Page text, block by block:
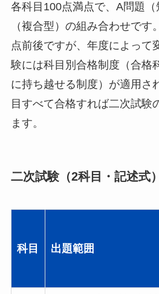
各科目100点満点で、A問題
（複合型）の組み合わせで
点前後ですが、年度によって
験には科目別合格制度（合格
に持ち越せる制度）が適用さ
目すべて合格すれば二次試験
ます。
二次試験（2科目・記述式）
科目 出題範囲